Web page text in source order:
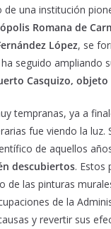
de una institución
Romana de
López, se
seguido ampliando
Casquizo,
tempranas, ya a
fue viendo la luz.
de aquellos
descubiertos. Estos
de las pinturas
de la
y revertir sus